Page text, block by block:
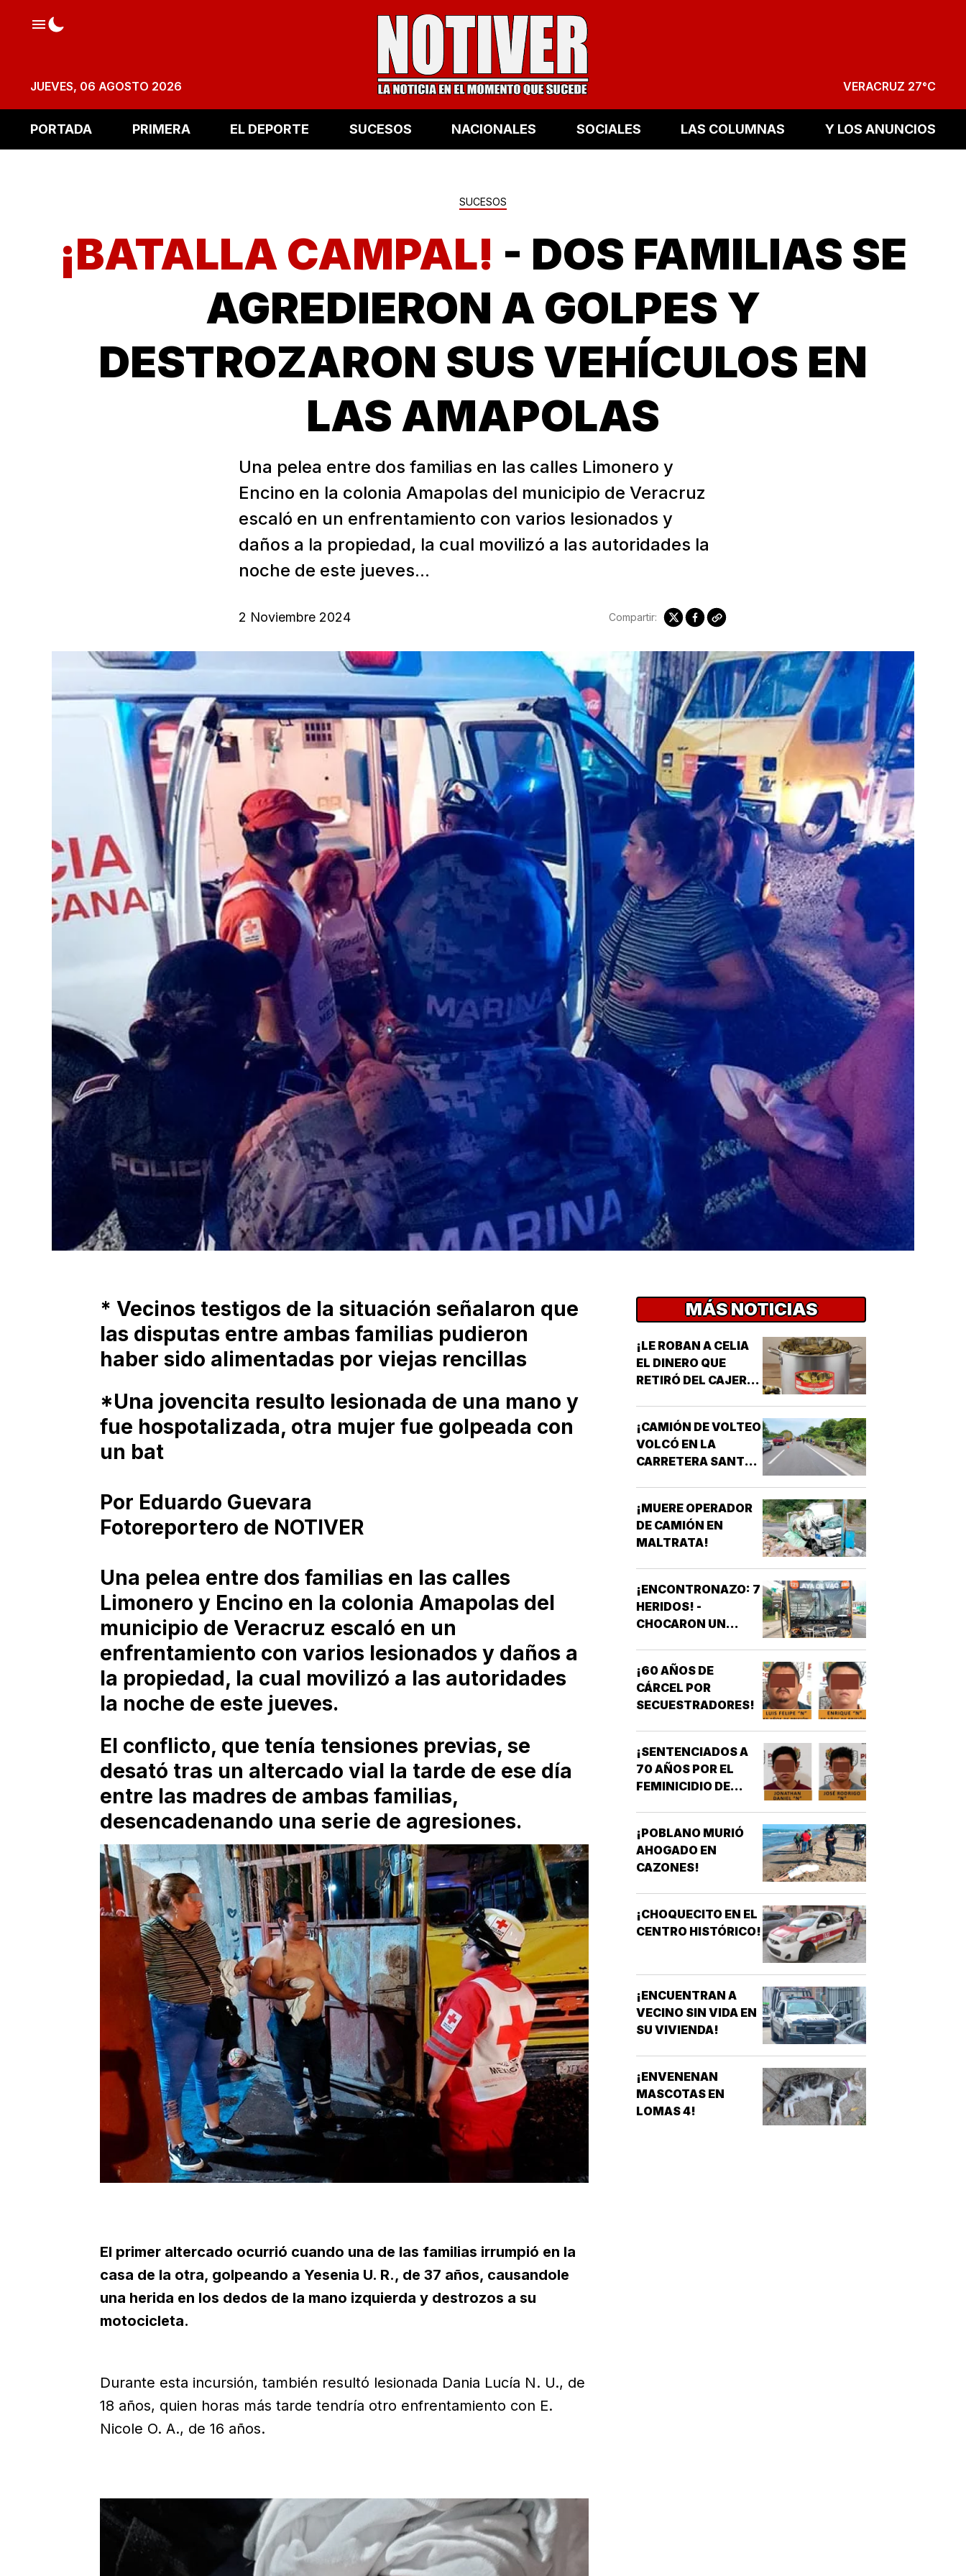
JUEVES, 06 AGOSTO 2026 VERACRUZ 27°C
PORTADA PRIMERA EL DEPORTE SUCESOS NACIONALES SOCIALES LAS COLUMNAS Y LOS ANUNCIOS
SUCESOS
¡BATALLA CAMPAL! - DOS FAMILIAS SE
AGREDIERON A GOLPES Y
DESTROZARON SUS VEHÍCULOS EN
LAS AMAPOLAS
Una pelea entre dos familias en las calles Limonero y
Encino en la colonia Amapolas del municipio de Veracruz
escaló en un enfrentamiento con varios lesionados y
daños a la propiedad, la cual movilizó a las autoridades la
noche de este jueves...
2 Noviembre 2024 Compartir:
* Vecinos testigos de la situación señalaron que
las disputas entre ambas familias pudieron
haber sido alimentadas por viejas rencillas
*Una jovencita resulto lesionada de una mano y
fue hospotalizada, otra mujer fue golpeada con
un bat
Por Eduardo Guevara
Fotoreportero de NOTIVER
Una pelea entre dos familias en las calles
Limonero y Encino en la colonia Amapolas del
municipio de Veracruz escaló en un
enfrentamiento con varios lesionados y daños a
la propiedad, la cual movilizó a las autoridades
la noche de este jueves.
El conflicto, que tenía tensiones previas, se
desató tras un altercado vial la tarde de ese día
entre las madres de ambas familias,
desencadenando una serie de agresiones.
El primer altercado ocurrió cuando una de las familias irrumpió en la
casa de la otra, golpeando a Yesenia U. R., de 37 años, causandole
una herida en los dedos de la mano izquierda y destrozos a su
motocicleta.
Durante esta incursión, también resultó lesionada Dania Lucía N. U., de
18 años, quien horas más tarde tendría otro enfrentamiento con E.
Nicole O. A., de 16 años.
MÁS NOTICIAS
¡LE ROBAN A CELIA
EL DINERO QUE
RETIRÓ DEL CAJERO
¡CAMIÓN DE VOLTEO
VOLCÓ EN LA
CARRETERA SANTA
¡MUERE OPERADOR
DE CAMIÓN EN
MALTRATA!
¡ENCONTRONAZO: 7
HERIDOS! -
CHOCARON UN
LOS AZULES EN LA
TAMPIQUERA
¡60 AÑOS DE
CÁRCEL POR
SECUESTRADORES!
¡SENTENCIADOS A
70 AÑOS POR EL
FEMINICIDIO DE
¡POBLANO MURIÓ
AHOGADO EN
CAZONES!
¡CHOQUECITO EN EL
CENTRO HISTÓRICO!
¡ENCUENTRAN A
VECINO SIN VIDA EN
SU VIVIENDA!
¡ENVENENAN
MASCOTAS EN
LOMAS 4!